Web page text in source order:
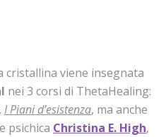
cristallina viene insegnata
nei 3 corsi di ThetaHealing:
, I Piani d’esistenza, ma anche
psichica Christina E. High,